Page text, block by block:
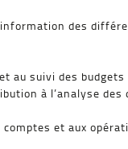
des
au suivi des
à l’analyse des
et aux